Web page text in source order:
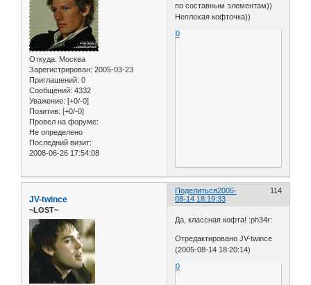
Откуда: Москва
Зарегистрирован: 2005-03-23
Приглашений: 0
Сообщений: 4332
Уважение: [+0/-0]
Позитив: [+0/-0]
Провел на форуме:
Не определено
Последний визит:
2008-06-26 17:54:08
по составным элементам))
Неплохая кофточка))
0
Поделиться 114
2005-
08-14 18:19:33
JV-twince
~LOST~
Да, классная кофта! :ph34r:
Отредактировано JV-twince
(2005-08-14 18:20:14)
0